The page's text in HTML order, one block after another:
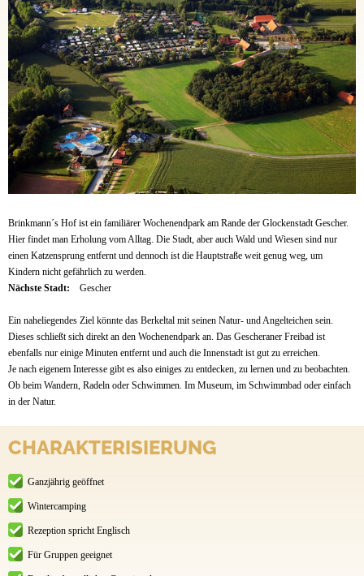
Brinkmann´s Hof ist ein familiärer Wochenendpark am Rande der Glockenstadt Gescher.
Hier findet man Erholung vom Alltag. Die Stadt, aber auch Wald und Wiesen sind nur
einen Katzensprung entfernt und dennoch ist die Hauptstraße weit genug weg, um
Kindern nicht gefährlich zu werden.
Nächste Stadt:
Gescher
Ein naheliegendes Ziel könnte das Berkeltal mit seinen Natur- und Angelteichen sein.
Dieses schließt sich direkt an den Wochenendpark an. Das Gescheraner Freibad ist
ebenfalls nur einige Minuten entfernt und auch die Innenstadt ist gut zu erreichen.
Je nach eigenem Interesse gibt es also einiges zu entdecken, zu lernen und zu beobachten.
Ob beim Wandern, Radeln oder Schwimmen. Im Museum, im Schwimmbad oder einfach
in der Natur.
CHARAKTERISIERUNG
Ganzjährig geöffnet
Wintercamping
Rezeption spricht Englisch
Für Gruppen geeignet